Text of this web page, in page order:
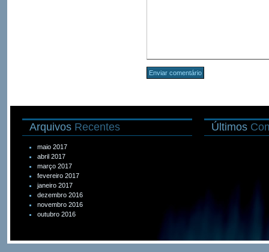
Arquivos Recentes
maio 2017
abril 2017
março 2017
fevereiro 2017
janeiro 2017
dezembro 2016
novembro 2016
outubro 2016
Últimos